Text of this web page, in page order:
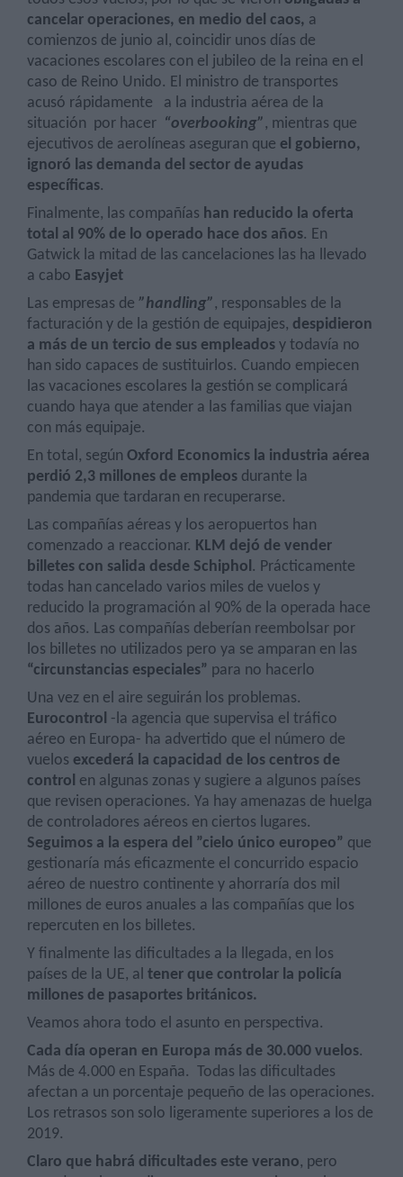
cancelar operaciones, en medio del caos, a
comienzos de junio al, coincidir unos días de
vacaciones escolares con el jubileo de la reina en el
caso de Reino Unido. El ministro de transportes
acusó rápidamente
a la industria aérea de la
situación por hacer “overbooking”, mientras que
ejecutivos de aerolíneas aseguran que el gobierno,
ignoró las demanda del sector de ayudas
específicas.
Finalmente, las compañías han reducido la oferta
total al 90% de lo operado hace dos años. En
Gatwick la mitad de las cancelaciones las ha llevado
a cabo Easyjet
Las empresas de”handling”, responsables de la
facturación y de la gestión de equipajes, despidieron
a más de un tercio de sus empleados y todavía no
han sido capaces de sustituirlos. Cuando empiecen
las vacaciones escolares la gestión se complicará
cuando haya que atender a las familias que viajan
con más equipaje.
En total, segúnOxford Economics la industria aérea
perdió 2,3 millones de empleos durante la
pandemia que tardaran en recuperarse.
Las compañías aéreas y los aeropuertos han
comenzado a reaccionar. KLM dejó de vender
billetes con salida desde Schiphol. Prácticamente
todas han cancelado varios miles de vuelos y
reducido la programación al 90% de la operada hace
dos años. Las compañías deberían reembolsar por
los billetes no utilizados pero ya se amparan en las
“circunstancias especiales” para no hacerlo
Una vez en el aire seguirán los problemas.
Eurocontrol -la agencia que supervisa el tráfico
aéreo en Europa- ha advertido que el número de
vuelos excederá la capacidad de los centros de
control en algunas zonas y sugiere a algunos países
que revisen operaciones. Ya hay amenazas de huelga
de controladores aéreos en ciertos lugares.
Seguimos a la espera del ”cielo único europeo” que
gestionaría más eficazmente el concurrido espacio
aéreo de nuestro continente y ahorraría dos mil
millones de euros anuales a las compañías que los
repercuten en los billetes.
Y finalmente las dificultades a la llegada, en los
países de la UE, altener que controlar la policía
millones de pasaportes británicos.
Veamos ahora todo el asunto en perspectiva.
Cada día operan en Europa más de 30.000 vuelos.
Más de 4.000 en España.
Todas las dificultades
afectan a un porcentaje pequeño de las operaciones.
Los retrasos son solo ligeramente superiores a los de
2019.
Claro que habrá dificultades este verano, pero